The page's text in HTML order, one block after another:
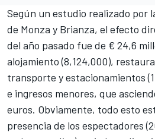
Según un estudio realizado por
de Monza y Brianza, el efecto
del año pasado fue de € 24,6
alojamiento (8,124,000),
transporte y estacionamientos
e ingresos menores, que
euros. Obviamente, todo esto
presencia de los espectadores